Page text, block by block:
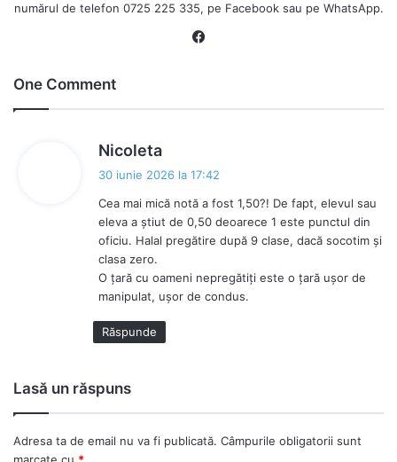
numărul de telefon 0725 225 335, pe Facebook sau pe WhatsApp.
One Comment
Nicoleta
p
n
e
30 iunie 2026 la 17:42
Cea mai mică notă a fost 1,50?! De fapt, elevul sau
eleva a știut de 0,50 deoarece 1 este punctul din
oficiu. Halal pregătire după 9 clase, dacă socotim și
clasa zero.
O țară cu oameni nepregătiți este o țară ușor de
manipulat, ușor de condus.
Răspunde
Lasă un răspuns
Adresa ta de email nu va fi publicată. Câmpurile obligatorii sunt